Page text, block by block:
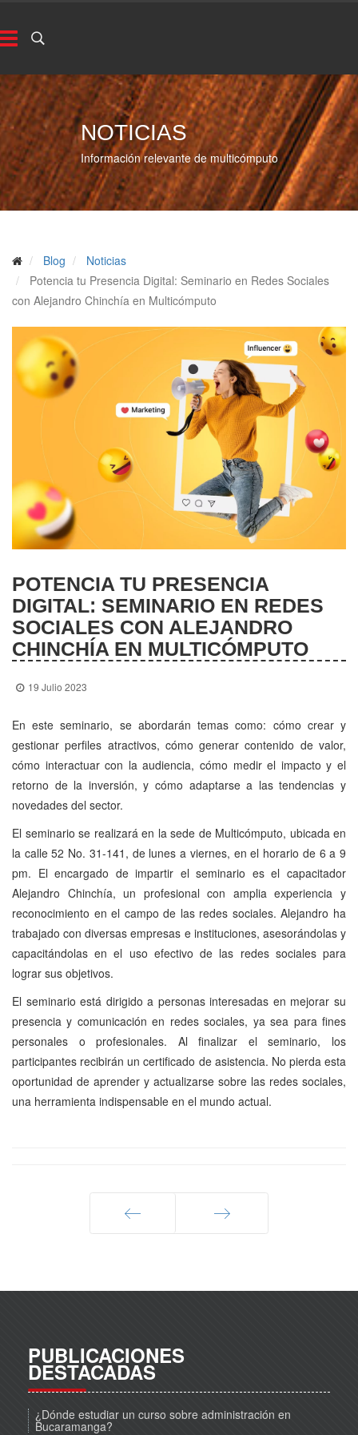
NOTICIAS
Información relevante de multicómputo
Blog
Noticias
Potencia tu Presencia Digital: Seminario en Redes Sociales
con Alejandro Chinchía en Multicómputo
POTENCIA TU PRESENCIA
DIGITAL: SEMINARIO EN REDES
SOCIALES CON ALEJANDRO
CHINCHÍA EN MULTICÓMPUTO
19 Julio 2023
En este seminario, se abordarán temas como: cómo crear y
gestionar perfiles atractivos, cómo generar contenido de valor,
cómo interactuar con la audiencia, cómo medir el impacto y el
retorno de la inversión, y cómo adaptarse a las tendencias y
novedades del sector.
El seminario se realizará en la sede de Multicómputo, ubicada en
la calle 52 No. 31-141, de lunes a viernes, en el horario de 6 a 9
pm. El encargado de impartir el seminario es el capacitador
Alejandro Chinchía, un profesional con amplia experiencia y
reconocimiento en el campo de las redes sociales. Alejandro ha
trabajado con diversas empresas e instituciones, asesorándolas y
capacitándolas en el uso efectivo de las redes sociales para
lograr sus objetivos.
El seminario está dirigido a personas interesadas en mejorar su
presencia y comunicación en redes sociales, ya sea para fines
personales o profesionales. Al finalizar el seminario, los
participantes recibirán un certificado de asistencia. No pierda esta
oportunidad de aprender y actualizarse sobre las redes sociales,
una herramienta indispensable en el mundo actual.
PUBLICACIONES
DESTACADAS
¿Dónde estudiar un curso sobre administración en
Bucaramanga?